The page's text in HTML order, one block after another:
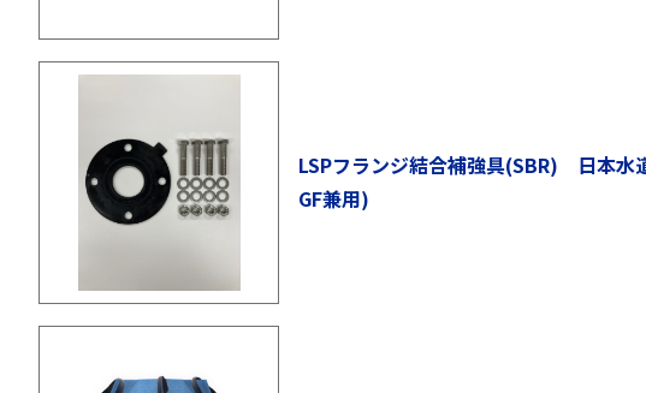
LSPフランジ結合補強具(SBR) 日本水
GF兼用)